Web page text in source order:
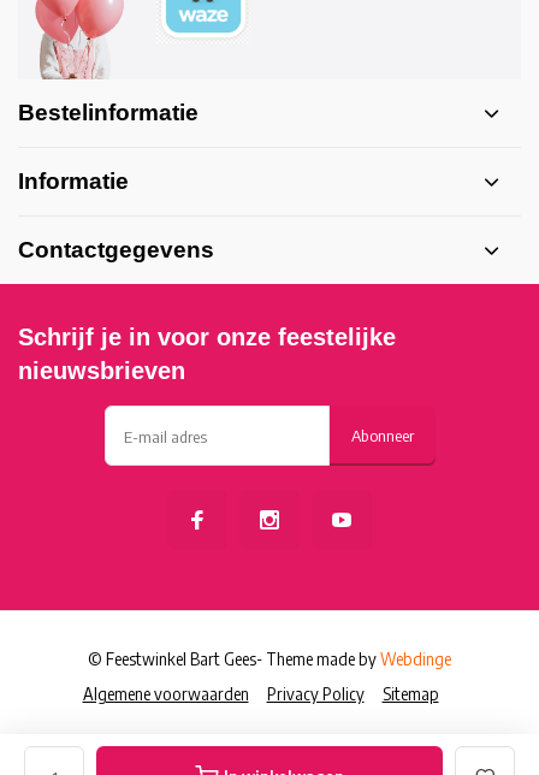
Bestelinformatie
Informatie
Contactgegevens
Schrijf je in voor onze feestelijke
nieuwsbrieven
Abonneer
Algemene voorwaarden Privacy Policy Sitemap
© Feestwinkel Bart Gees- Theme made byWebdinge